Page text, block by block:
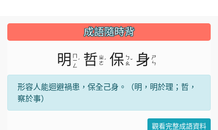
成語隨時背
明
ㄧ
ㄥ
ˊ 哲 ㄓ
ㄜˊ 保 ㄅ
ㄠˇ 身 ㄕ
ㄣ
形容人能迴避禍患，保全己身。（明，明於理；哲，
察於事）
觀看完整成語資料